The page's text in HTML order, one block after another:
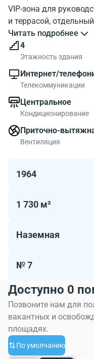
VIP-зона для
и террасой,
Читать подробнее
4
Этажность здания
Интернет/
Телекоммуникации
Центральное
Кондиционирование
Приточно-
Вентиляция
1964
1 730 м²
Наземная
№ 7
Доступно 0
Позвоните нам для
вакантных и
площадях.
По умолчанию